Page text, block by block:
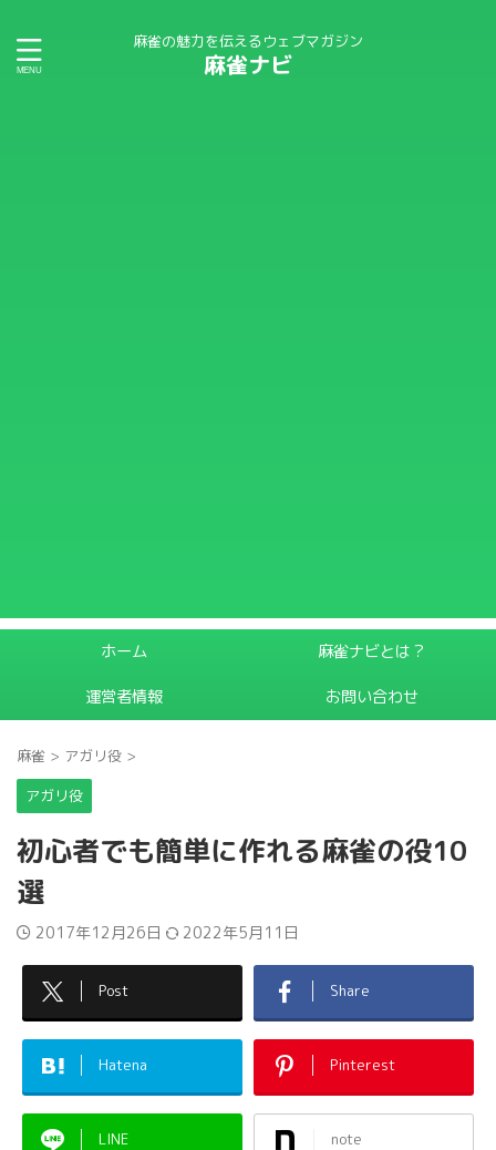
麻雀の魅力を伝えるウェブマガジン
麻雀ナビ
ホーム 麻雀ナビとは？
運営者情報 お問い合わせ
麻雀 > アガリ役 >
アガリ役
初心者でも簡単に作れる麻雀の役10
選
2017年12月26日 2022年5月11日
Post Share
Hatena Pinterest
LINE note